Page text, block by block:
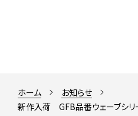
ホーム
お知らせ
新作入荷 GFB品番ウェーブシリ